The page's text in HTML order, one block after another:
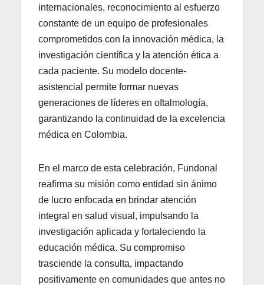
internacionales, reconocimiento al esfuerzo
constante de un equipo de profesionales
comprometidos con la innovación médica, la
investigación científica y la atención ética a
cada paciente. Su modelo docente-
asistencial permite formar nuevas
generaciones de líderes en oftalmología,
garantizando la continuidad de la excelencia
médica en Colombia.
En el marco de esta celebración, Fundonal
reafirma su misión como entidad sin ánimo
de lucro enfocada en brindar atención
integral en salud visual, impulsando la
investigación aplicada y fortaleciendo la
educación médica. Su compromiso
trasciende la consulta, impactando
positivamente en comunidades que antes no